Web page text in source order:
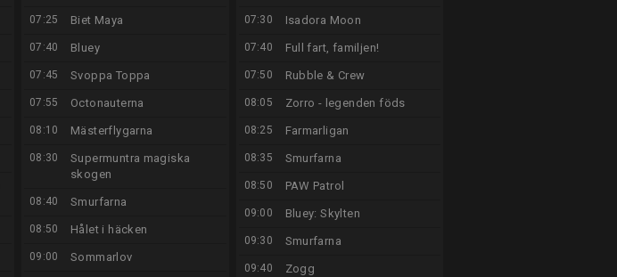
07:25 Biet Maya
07:40 Bluey
07:45 Svoppa Toppa
07:55 Octonauterna
08:10 Mästerflygarna
08:30
Supermuntra magiska
skogen
08:40 Smurfarna
08:50 Hålet i häcken
09:00 Sommarlov
07:30 Isadora Moon
07:40 Full fart, familjen!
07:50 Rubble & Crew
08:05 Zorro - legenden föds
08:25 Farmarligan
08:35 Smurfarna
08:50 PAW Patrol
09:00 Bluey: Skylten
09:30 Smurfarna
09:40 Zogg